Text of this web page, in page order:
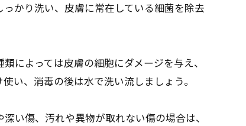
かり洗い、皮膚に常在している細菌を除去
によっては皮膚の細胞にダメージを与え、
い、消毒の後は水で洗い流しましょう。
い傷、汚れや異物が取れない傷の場合は、